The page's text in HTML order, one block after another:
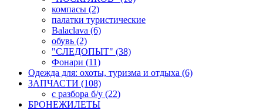
компасы (2)
палатки туристические
Balaclava (6)
обувь (2)
"СЛЕДОПЫТ" (38)
Фонари (11)
Одежда для: охоты, туризма и отдыха (6)
ЗАПЧАСТИ (108)
с разбора б/у (22)
БРОНЕЖИЛЕТЫ